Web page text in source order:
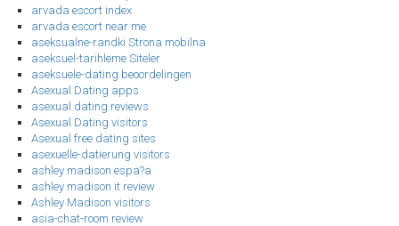
arvada escort index
arvada escort near me
aseksualne-randki Strona mobilna
aseksuel-tarihleme Siteler
aseksuele-dating beoordelingen
Asexual Dating apps
asexual dating reviews
Asexual Dating visitors
Asexual free dating sites
asexuelle-datierung visitors
ashley madison espa?a
ashley madison it review
Ashley Madison visitors
asia-chat-room review